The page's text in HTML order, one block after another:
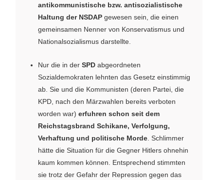
antikommunistische bzw. antisozialistische
Haltung der NSDAP gewesen sein, die einen
gemeinsamen Nenner von Konservatismus und
Nationalsozialismus darstellte.
Nur die in der SPD abgeordneten
Sozialdemokraten lehnten das Gesetz einstimmig
ab. Sie und die Kommunisten (deren Partei, die
KPD, nach den Märzwahlen bereits verboten
worden war) erfuhren schon seit dem
Reichstagsbrand Schikane, Verfolgung,
Verhaftung und politische Morde . Schlimmer
hätte die Situation für die Gegner Hitlers ohnehin
kaum kommen können. Entsprechend stimmten
sie trotz der Gefahr der Repression gegen das